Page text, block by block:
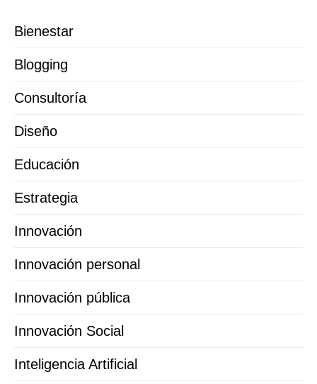
Bienestar
Blogging
Consultoría
Diseño
Educación
Estrategia
Innovación
Innovación personal
Innovación pública
Innovación Social
Inteligencia Artificial